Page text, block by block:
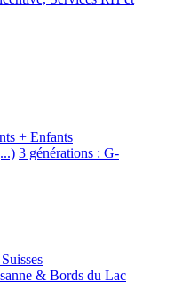
+ Enfants
3 générations : G-
& Bords du Lac